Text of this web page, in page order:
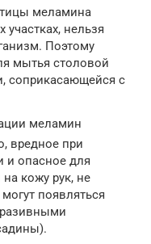
меламина
участках, нельзя
Поэтому
мытья столовой
соприкасающейся с
меламин
вредное при
и опасное для
кожу рук, не
появляться